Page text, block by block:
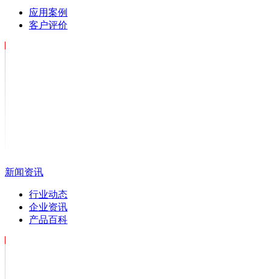
应用案例
客户评价
新闻资讯
行业动态
企业资讯
产品百科